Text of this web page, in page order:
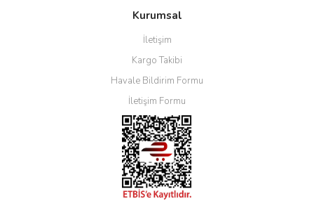
Bu ürüne benzer farklı alternatifler olmalı.
Gönder
Kurumsal
İletişim
Kargo Takibi
Havale Bildirim Formu
İletişim Formu